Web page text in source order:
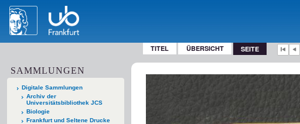
TITEL ÜBERSICHT SEITE
SAMMLUNGEN
Digitale Sammlungen
Archiv der
Universitätsbibliothek JCS
Biologie
Frankfurt und Seltene Drucke